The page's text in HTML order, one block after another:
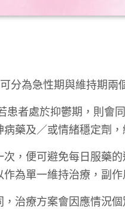
分為急性期與維持期兩
者處於抑鬱期，則
藥及／或情緒穩定劑
，便可避免每日服藥
為單一維持治療，副
治療方案會因應情況